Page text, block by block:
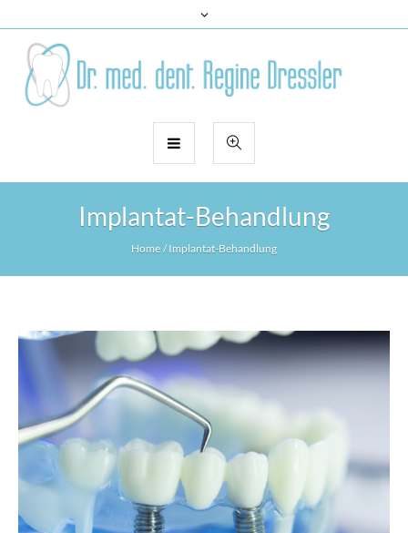
Implantat-Behandlung
Home /Implantat-Behandlung